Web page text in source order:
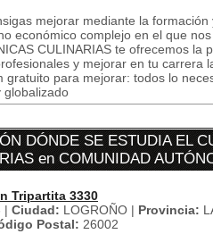
mejorar mediante la
económico complejo en el que
CULINARIAS te ofrecemos la
y mejorar en tu carrera
gratuito para mejorar: todos lo
globalizado
DÓNDE SE ESTUDIA EL
en COMUNIDAD
Tripartita 3330
| Ciudad: LOGROÑO | Provincia:
Postal: 26002